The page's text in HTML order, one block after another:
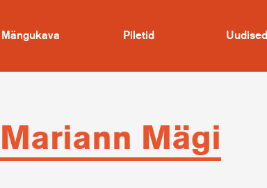
Mängukava Piletid Uudised
Mariann Mägi